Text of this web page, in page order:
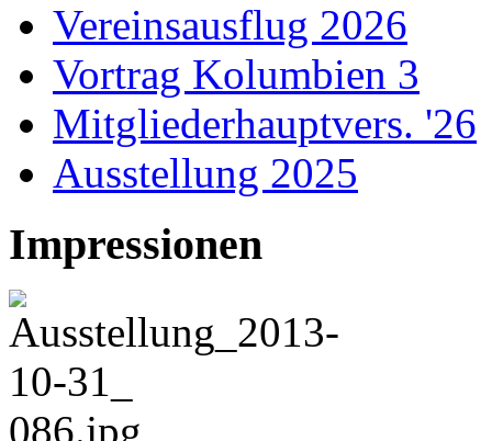
Vereinsausflug 2026
Vortrag Kolumbien 3
Mitgliederhauptvers. '26
Ausstellung 2025
Impressionen